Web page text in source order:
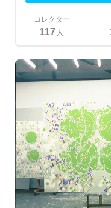
コレクター
117人